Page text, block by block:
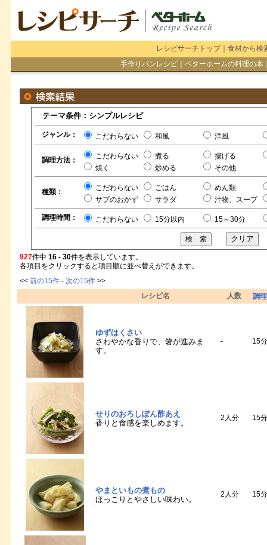
レシピサーチトップ｜ 食材から検
手作りパンレシピ
ベターホームの料理の本
テーマ条件：シンプルレシピ
ジャンル： こだわらない 和風 洋風
調理方法： こだわらない 煮る
揚げる
焼く
炒める その他
種類： こだわらない ごはん
めん類
サブのおかず
サラダ 汁物、スープ
調理時間： こだわらない 15分以内 15～30分
927件中 16 - 30件を表示しています。
各項目をクリックすると項目順に並べ替えができます。
<< 前の15件 - 次の15件 >>
レシピ名
人数 調
ゆずはくさい
さわやかな香りで、箸が進みま
す。
- 15
せりのおろしぽん酢あえ
香りと食感を楽しめます。
2人分 15
やまといもの煮もの
ほっこりとやさしい味わい。
2人分 15